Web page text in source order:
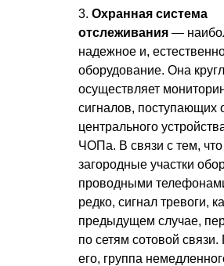
3. Охранная система
отслеживания —
надежное и,
оборудование. Она
осуществляет
сигналов, поступающих
центрального
ЧОПа. В связи с тем, что
загородные участки
проводными
редко, сигнал тревоги,
предыдущем случае,
по сетям сотовой связи.
его, группа